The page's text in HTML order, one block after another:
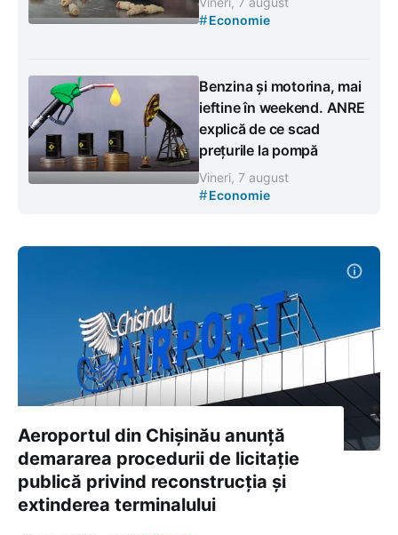
#Economie
Benzina și motorina, mai
ieftine în weekend. ANRE
explică de ce scad
prețurile la pompă
Vineri, 7 august
#Economie
Aeroportul din Chișinău anunță
demararea procedurii de licitație
publică privind reconstrucția și
extinderea terminalului